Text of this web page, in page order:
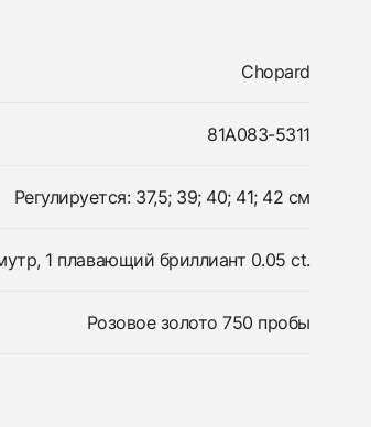
Chopard
81A083-5311
Регулируется: 37,5; 39; 40; 41; 42 см
1 плавающий бриллиант 0.05 ct.
Розовое золото 750 пробы